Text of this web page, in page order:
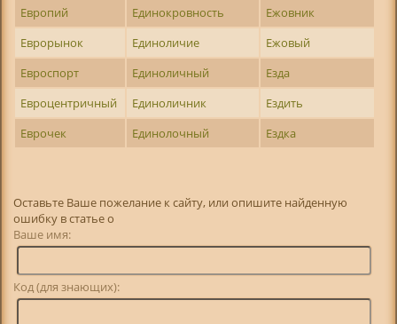
Европий
Единокровность
Ежовник
Еврорынок
Единоличие
Ежовый
Евроспорт
Единоличный
Езда
Евроцентричный
Единоличник
Ездить
Еврочек
Единолочный Ездка
Оставьте Ваше пожелание к сайту, или опишите найденную
ошибку в статье о
Ваше имя:
Код (для знающих):